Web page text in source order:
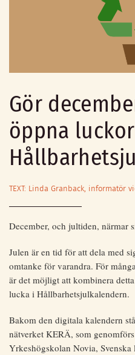
Gör
öppna
TEXT: Linda Granback, informatör
December, och jultiden, närmar
Julen är en tid för att dela med
omtanke för varandra. För
är det möjligt att kombinera
lucka i Hållbarhetsjulkalendern.
Bakom den digitala kalendern
nätverket KERÄ, som
Yrkeshögskolan Novia,